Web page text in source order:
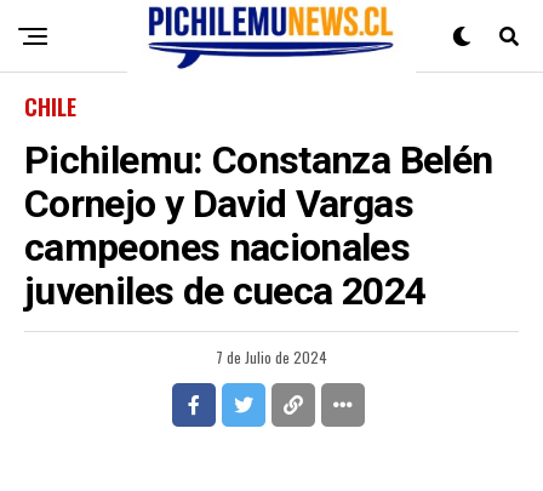
CHILE
Pichilemu: Constanza Belén
Cornejo y David Vargas
campeones nacionales
juveniles de cueca 2024
7 de Julio de 2024